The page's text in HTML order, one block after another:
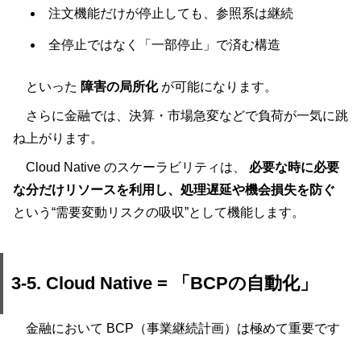
注文機能だけが停止しても、参照系は継続
全停止ではなく「一部停止」で済む構造
といった 障害の局所化が可能になります。
さらに金融では、決算・市場急変などで負荷が一気に跳
ね上がります。
Cloud Native のスケーラビリティは、 必要な時に必要
な分だけリソースを利用し、処理遅延や機会損失を防ぐ
という“需要変動リスクの吸収”として機能します。
3-5. Cloud Native = 「BCPの自動化」
金融において BCP（事業継続計画）は極めて重要です